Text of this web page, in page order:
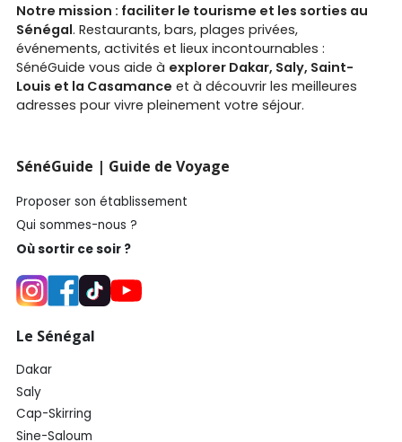
Notre mission : faciliter le tourisme et les sorties au
Sénégal. Restaurants, bars, plages privées,
événements, activités et lieux incontournables :
SénéGuide vous aide à explorer Dakar, Saly, Saint-
Louis et la Casamance et à découvrir les meilleures
adresses pour vivre pleinement votre séjour.
SénéGuide | Guide de Voyage
Proposer son établissement
Qui sommes-nous ?
Où sortir ce soir ?
Le Sénégal
Dakar
Saly
Cap-Skirring
Sine-Saloum